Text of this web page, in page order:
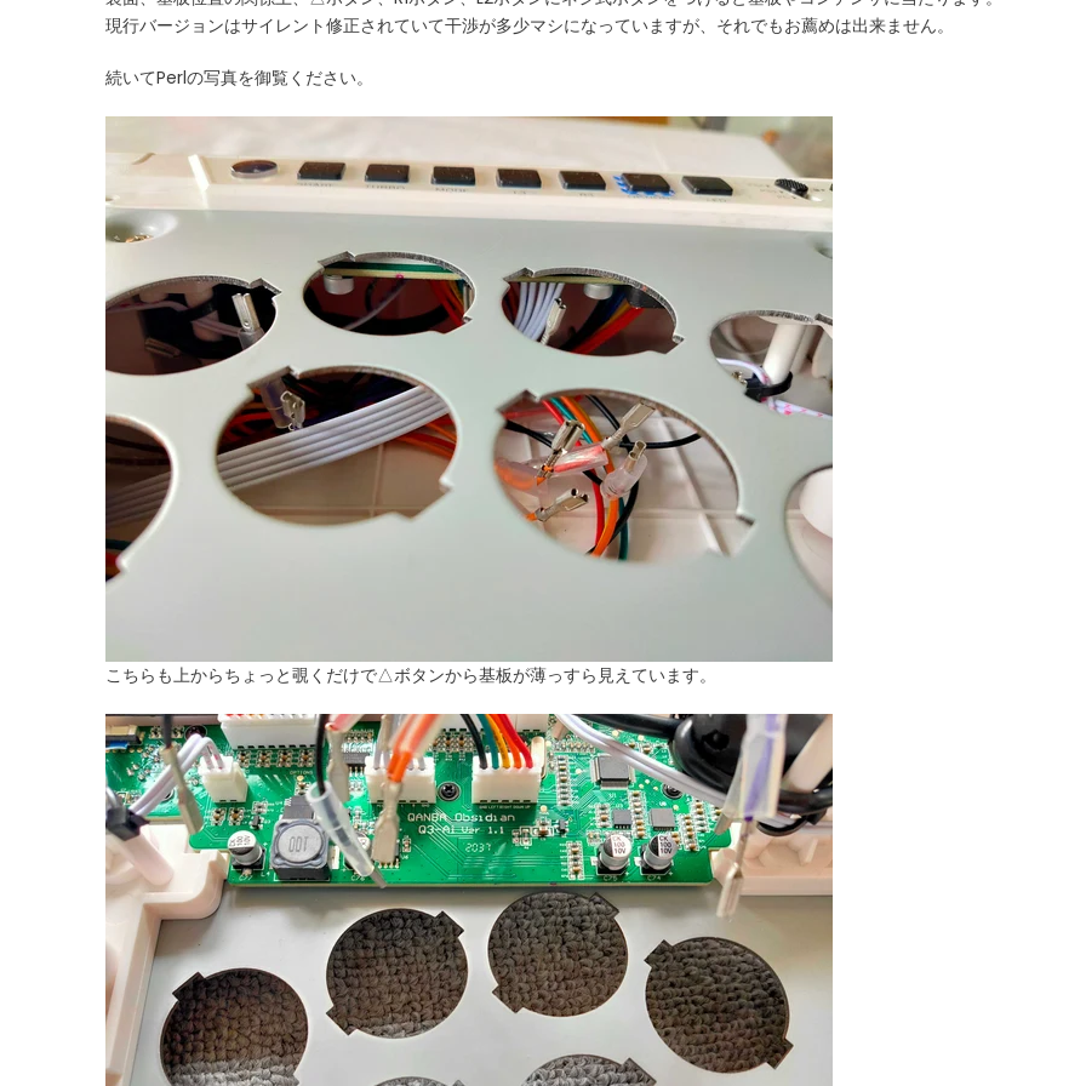
現行バージョンはサイレント修正されていて干渉が多少マシになっていますが、それでもお薦めは出来ません。
続いてPerlの写真を御覧ください。
こちらも上からちょっと覗くだけで△ボタンから基板が薄っすら見えています。